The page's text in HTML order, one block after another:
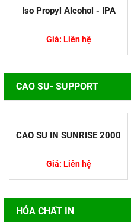
Iso Propyl Alcohol - IPA
Giá: Liên hệ
CAO SU- SUPPORT
CAO SU IN SUNRISE 2000
Giá: Liên hệ
HÓA CHẤT IN